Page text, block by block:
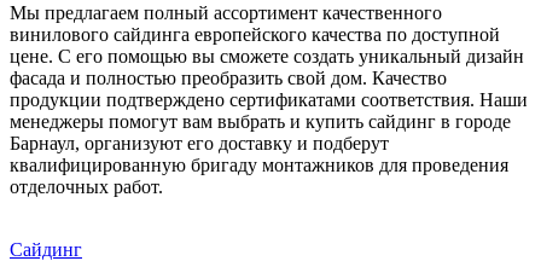
Мы предлагаем полный ассортимент качественного
винилового сайдинга европейского качества по доступной
цене. С его помощью вы сможете создать уникальный дизайн
фасада и полностью преобразить свой дом. Качество
продукции подтверждено сертификатами соответствия. Наши
менеджеры помогут вам выбрать и купить сайдинг в городе
Барнаул, организуют его доставку и подберут
квалифицированную бригаду монтажников для проведения
отделочных работ.
Сайдинг